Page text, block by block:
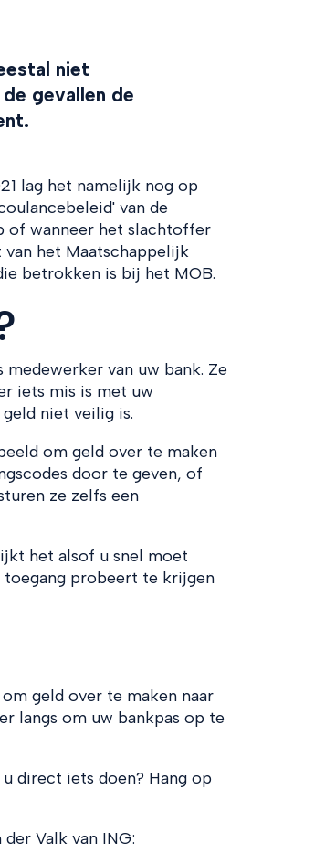
niet
gevallen de
lag het namelijk nog op
van de
of wanneer het slachtoffer
het Maatschappelijk
betrokken is bij het MOB.
van uw bank. Ze
iets mis is met uw
niet veilig is.
om geld over te maken
door te geven, of
ze zelfs een
het alsof u snel moet
probeert te krijgen
geld over te maken naar
langs om uw bankpas op te
direct iets doen? Hang op
Valk van ING: